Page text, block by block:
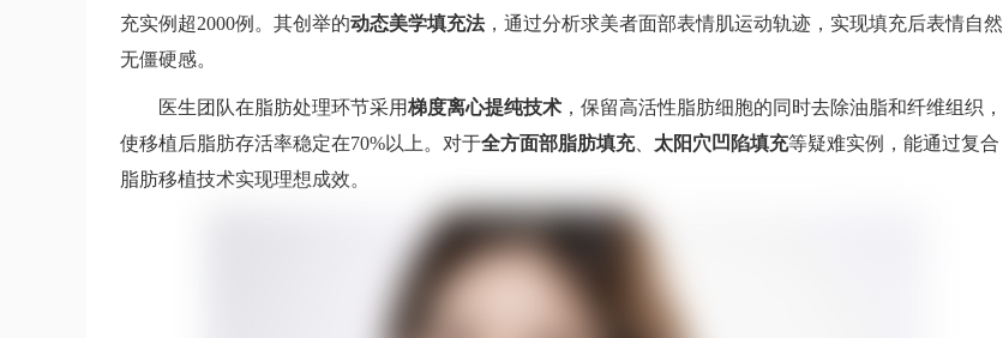
充实例超2000例。其创举的动态美学填充法，通过分析求美者面部表情肌运动轨迹，实现填充后表情自然
无僵硬感。
医生团队在脂肪处理环节采用梯度离心提纯技术 ，保留高活性脂肪细胞的同时去除油脂和纤维组织，
使移植后脂肪存活率稳定在70%以上。对于全方面部脂肪填充、 太阳穴凹陷填充等疑难实例，能通过复合
脂肪移植技术实现理想成效。